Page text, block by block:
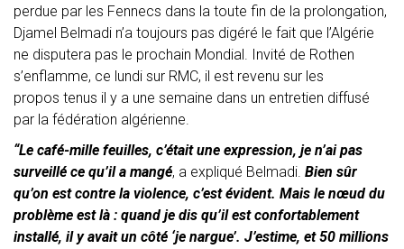
perdue par les Fennecs dans la toute fin de la prolongation,
Djamel Belmadi n’a toujours pas digéré le fait que l’Algérie
ne disputera pas le prochain Mondial. Invité de Rothen
s’enflamme, ce lundi sur RMC, il est revenu sur les
propos tenus il y a une semaine dans un entretien diffusé
par la fédération algérienne.
“Le café-mille feuilles, c’était une expression, je n’ai pas
surveillé ce qu’il a mangé, a expliqué Belmadi. Bien sûr
qu’on est contre la violence, c’est évident. Mais le nœud du
problème est là : quand je dis qu’il est confortablement
installé, il y avait un côté ‘je nargue’. J’estime, et 50 millions